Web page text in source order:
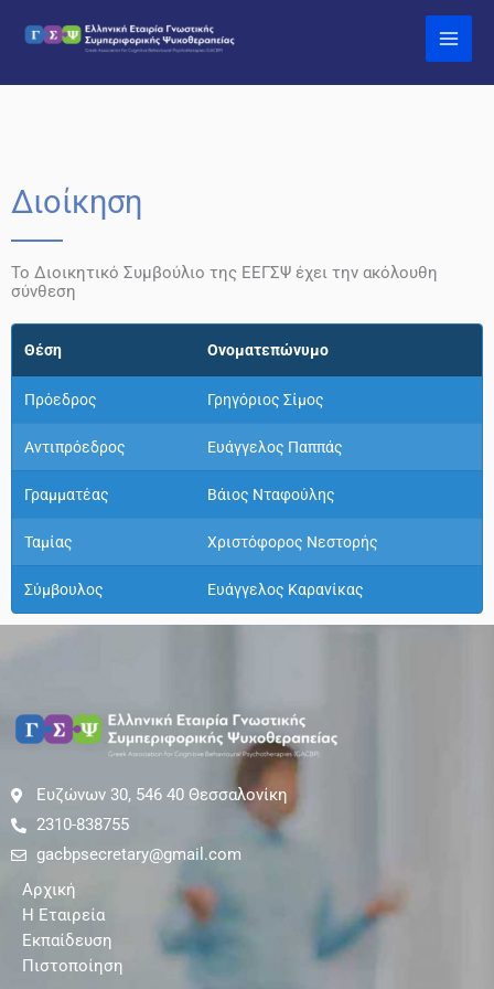
στο
Διοίκηση
To Διοικητικό Συμβούλιο της ΕΕΓΣΨ έχει την ακόλουθη
σύνθεση
Θέση Ονοματεπώνυμο
Πρόεδρος Γρηγόριος Σίμος
Αντιπρόεδρος Ευάγγελος Παππάς
Γραμματέας Βάιος Νταφούλης
Ταμίας Χριστόφορος Νεστορής
Σύμβουλος Ευάγγελος Καρανίκας
Ευζώνων 30, 546 40 Θεσσαλονίκη
2310-838755
gacbpsecretary@gmail.com
Αρχική
Η Εταιρεία
Εκπαίδευση
Πιστοποίηση